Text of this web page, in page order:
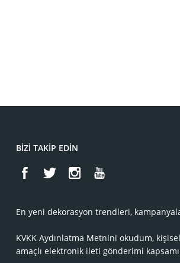
BİZİ TAKİP EDİN
En yeni dekorasyon trendleri,
KVKK Aydınlatma Metnini okudum,
amaçlı elektronik ileti gönderimi